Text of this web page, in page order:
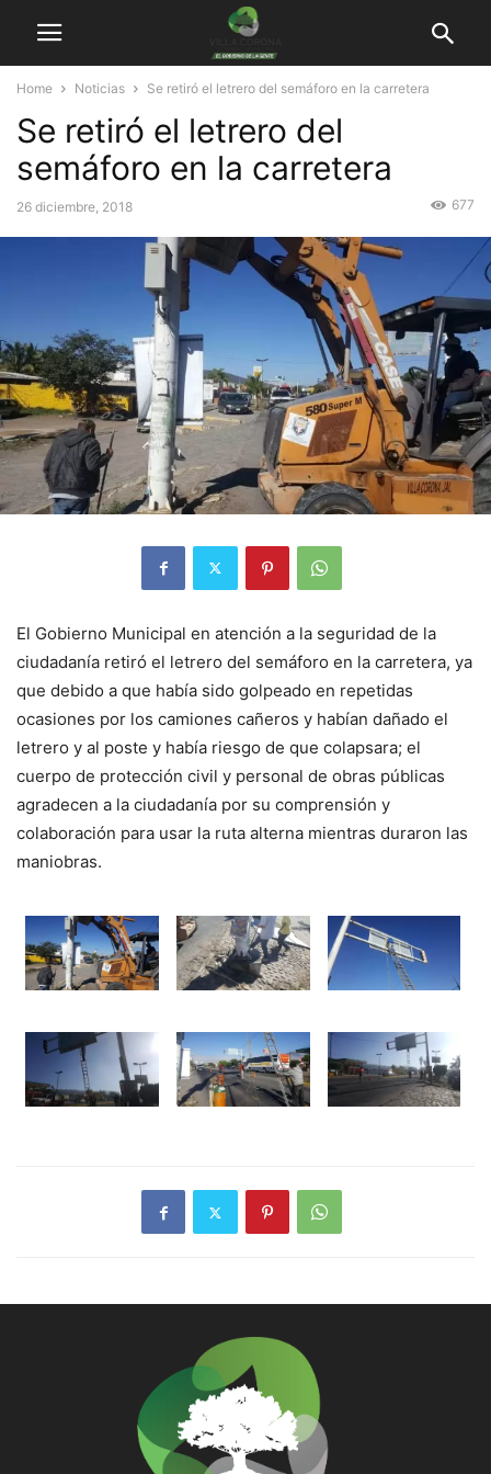
Home Noticias Se retiró el letrero del semáforo en la carretera
Se retiró el letrero del
semáforo en la carretera
26 diciembre, 2018 677
El Gobierno Municipal en atención a la seguridad de la
ciudadanía retiró el letrero del semáforo en la carretera, ya
que debido a que había sido golpeado en repetidas
ocasiones por los camiones cañeros y habían dañado el
letrero y al poste y había riesgo de que colapsara; el
cuerpo de protección civil y personal de obras públicas
agradecen a la ciudadanía por su comprensión y
colaboración para usar la ruta alterna mientras duraron las
maniobras.